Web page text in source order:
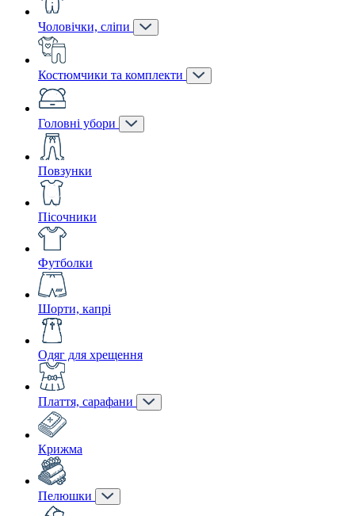
Чоловічки, сліпи
Костюмчики та комплекти
Головні убори
Повзунки
Пісочники
Футболки
Шорти, капрі
Одяг для хрещення
Плаття, сарафани
Крижма
Пелюшки